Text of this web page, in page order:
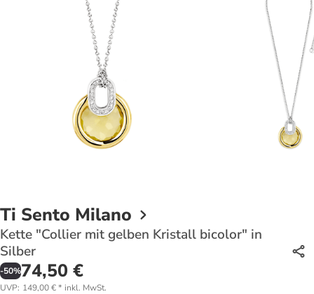
Ti Sento Milano
Kette "Collier mit gelben Kristall bicolor" in
Silber
-50%74,50 €
UVP: 149,00 €* inkl. MwSt.